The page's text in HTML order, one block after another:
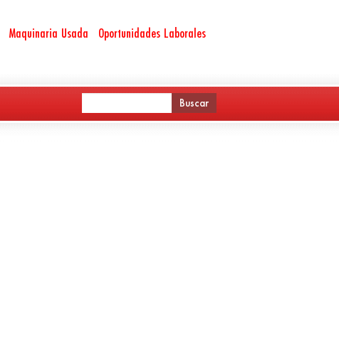
Maquinaria Usada Oportunidades Laborales